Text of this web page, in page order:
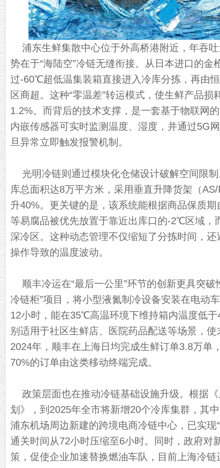
浦东生鲜集散中心位于外高桥港附近，年吞
势在于“海陆空”冷链无缝衔接。从日本进口的金
过-60℃超低温集装箱直接进入冷库分拣，再由
区商超。这种“零温差”转运模式，使生鲜产品
1.2%。而背后的技术支撑，是一套基于物联网
内嵌传感器可实时监测温度、湿度，并通过5G
旦异常立即触发报警机制。
光明冷链则通过模块化仓储设计破解空间限
库总面积达8万平方米，采用垂直升降货架（
升40%。更关键的是，该系统能根据商品保质
等易腐品被优先放置于靠近出库口的-2℃区域
深冷区。这种动态管理不仅缩短了分拣时间，
操作导致的温度波动。
顺丰冷运在“最后一公里”环节的创新更具突
冷链柜”项目，将小型液氮制冷设备安装在电动
12小时，能在35℃高温环境下维持箱内温度低
别适用于社区生鲜店、医院药品配送等场景，
2024年，顺丰在上海日均完成生鲜订单3.8万单
70%的订单由这类移动终端完成。
政策层面也在推动冷链基础设施升级。根据
划》，到2025年全市将新增20个冷库集群，其
浦东机场周边新建的跨境电商冷链中心，已实现
通关时间从72小时压缩至6小时。同时，政府对
策，促使企业加速替换燃油车队，目前上海冷